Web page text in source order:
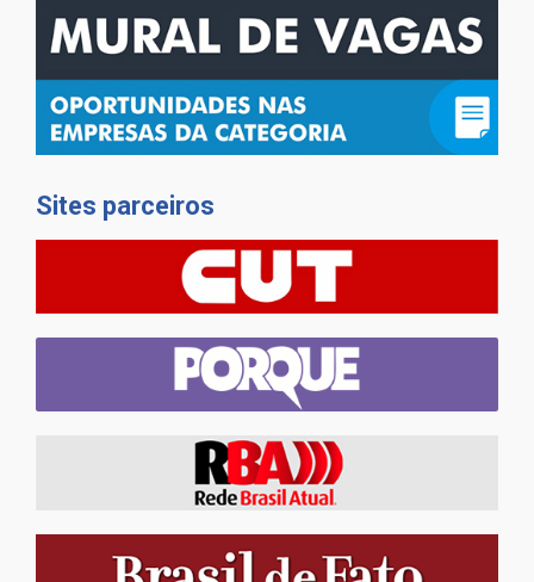
Sites parceiros